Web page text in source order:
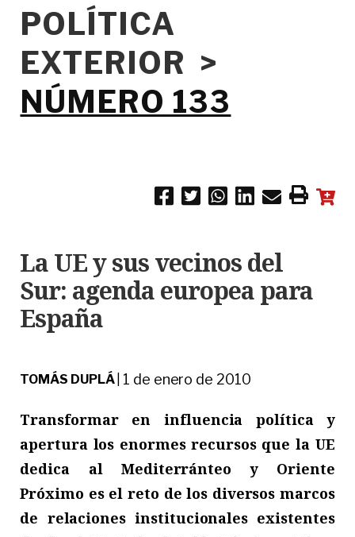
POLÍTICA
EXTERIOR >
NÚMERO 133
La UE y sus vecinos del
Sur: agenda europea para
España
TOMÁS DUPLÁ| 1 de enero de 2010
Transformar en influencia política y
apertura los enormes recursos que la UE
dedica al Mediterránteo y Oriente
Próximo es el reto de los diversos marcos
de relaciones institucionales existentes